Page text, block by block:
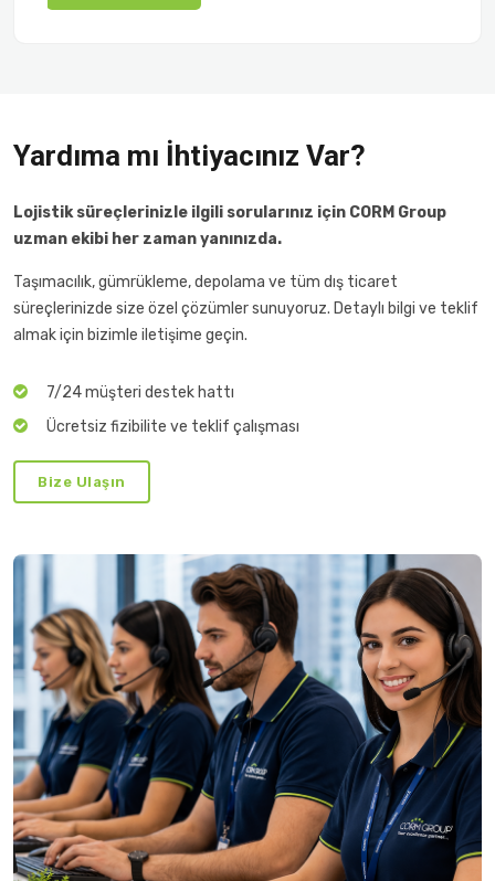
Yardıma mı İhtiyacınız Var?
Lojistik süreçlerinizle ilgili sorularınız için CORM Group
uzman ekibi her zaman yanınızda.
Taşımacılık, gümrükleme, depolama ve tüm dış ticaret
süreçlerinizde size özel çözümler sunuyoruz. Detaylı bilgi ve teklif
almak için bizimle iletişime geçin.
7/24 müşteri destek hattı
Ücretsiz fizibilite ve teklif çalışması
Bize Ulaşın